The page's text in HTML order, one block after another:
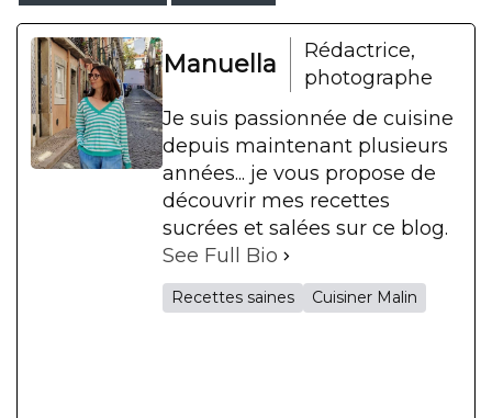
Manuella
Rédactrice,
photographe
Je suis passionnée de cuisine
depuis maintenant plusieurs
années... je vous propose de
découvrir mes recettes
sucrées et salées sur ce blog.
See Full Bio
Recettes saines Cuisiner Malin